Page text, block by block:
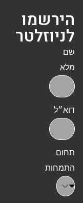
הירשמו
לניוזלטר
שם
מלא
דוא״ל
תחום
התמחות